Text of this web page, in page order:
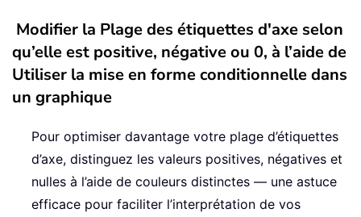
Modifier la Plage des étiquettes d'axe selon
qu’elle est positive, négative ou 0, à l’aide de
Utiliser la mise en forme conditionnelle dans
un graphique
Pour optimiser davantage votre plage d’étiquettes
d’axe, distinguez les valeurs positives, négatives et
nulles à l’aide de couleurs distinctes — une astuce
efficace pour faciliter l’interprétation de vos